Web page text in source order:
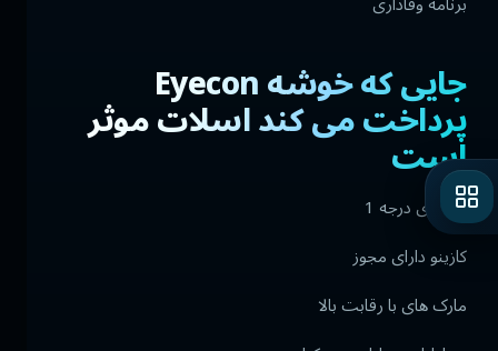
جایی که خوشه Eyecon
پرداخت می کند اسلات موثر
است
بازارهای درجه 1
کازینو دارای مجوز
مارک های با رقابت بالا